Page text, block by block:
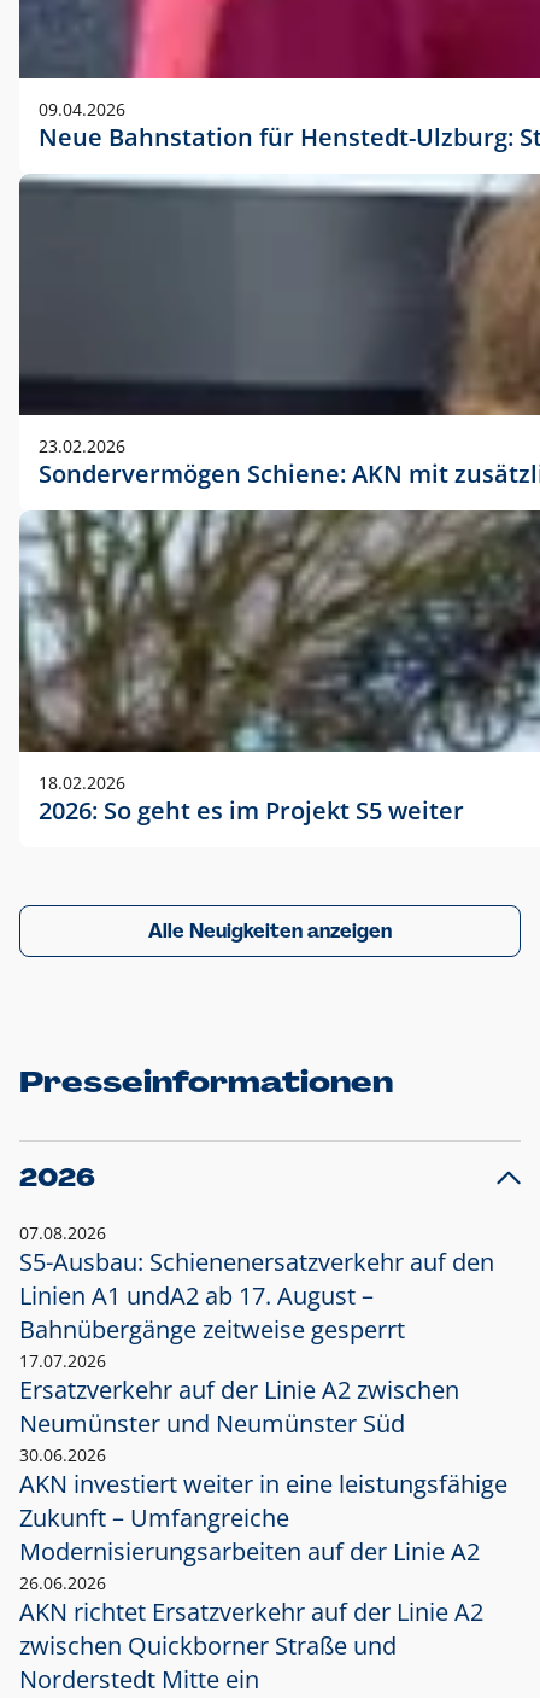
09.04.2026
Neue Bahnstation für Henstedt-Ulzburg:
23.02.2026
Sondervermögen Schiene: AKN mit
18.02.2026
2026: So geht es im Projekt S5 weiter
Alle Neuigkeiten anzeigen
Presseinformationen
2026
07.08.2026
S5-Ausbau: Schienenersatzverkehr auf den
Linien A1 undA2 ab 17. August –
Bahnübergänge zeitweise gesperrt
17.07.2026
Ersatzverkehr auf der Linie A2 zwischen
Neumünster und Neumünster Süd
30.06.2026
AKN investiert weiter in eine leistungsfähige
Zukunft – Umfangreiche
Modernisierungsarbeiten auf der Linie A2
26.06.2026
AKN richtet Ersatzverkehr auf der Linie A2
zwischen Quickborner Straße und
Norderstedt Mitte ein